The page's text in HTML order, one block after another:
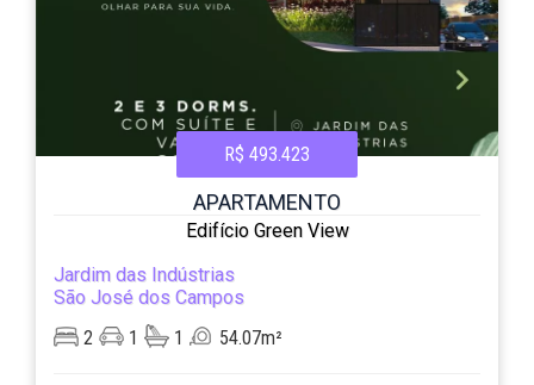
R$ 493.423
APARTAMENTO
Edifício Green View
Jardim das Indústrias
São José dos Campos
2
1 1 54.07m²